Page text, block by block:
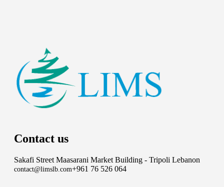
Contact us
Sakafi Street Maasarani Market Building - Tripoli Lebanon
contact@limslb.com+961 76 526 064